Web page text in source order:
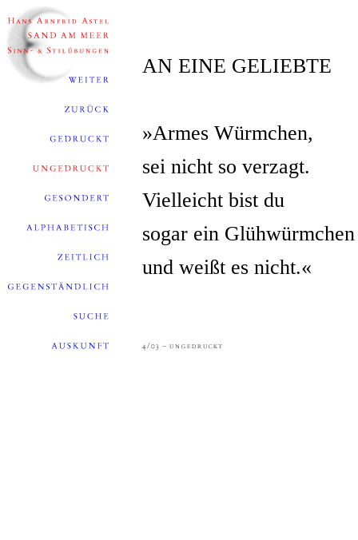
AN EINE GELIEBTE
»Armes Würmchen,
sei nicht so verzagt.
Vielleicht bist du
sogar ein Glühwürmchen
und weißt es nicht.«